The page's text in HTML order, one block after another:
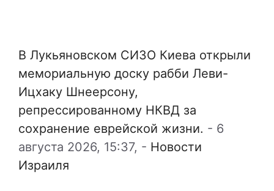
В Лукьяновском СИЗО Киева открыли
мемориальную доску рабби Леви-
Ицхаку Шнеерсону,
репрессированному НКВД за
сохранение еврейской жизни. - 6
августа 2026, 15:37, - Новости
Израиля